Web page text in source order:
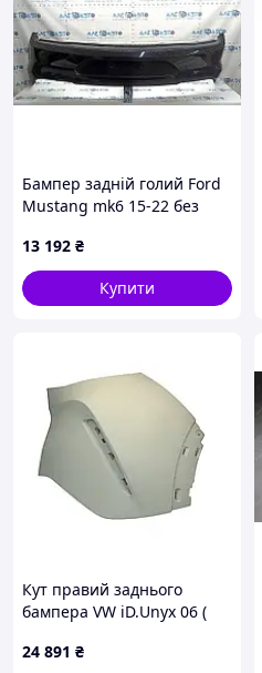
Бампер задній голий Ford
Mustang mk6 15-22 без
подряпини, відколи
FR3Z17K835AA
13 192 ₴
Купити
Кут правий заднього
бампера VW iD.Unyx 06 (
24 891 ₴